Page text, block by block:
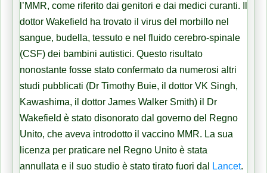
l’MMR, come riferito dai genitori e dai medici curanti. Il
dottor Wakefield ha trovato il virus del morbillo nel
sangue, budella, tessuto e nel fluido cerebro-spinale
(CSF) dei bambini autistici. Questo risultato
nonostante fosse stato confermato da numerosi altri
studi pubblicati (Dr Timothy Buie, il dottor VK Singh,
Kawashima, il dottor James Walker Smith) il Dr
Wakefield è stato disonorato dal governo del Regno
Unito, che aveva introdotto il vaccino MMR. La sua
licenza per praticare nel Regno Unito è stata
annullata e il suo studio è stato tirato fuori dal
Lancet.